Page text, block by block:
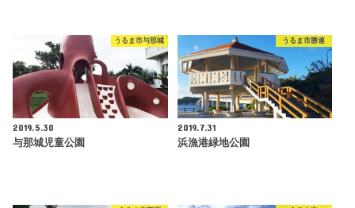
うるま市与那城
2019.5.30
与那城児童公園
うるま市勝連
2019.7.31
浜漁港緑地公園